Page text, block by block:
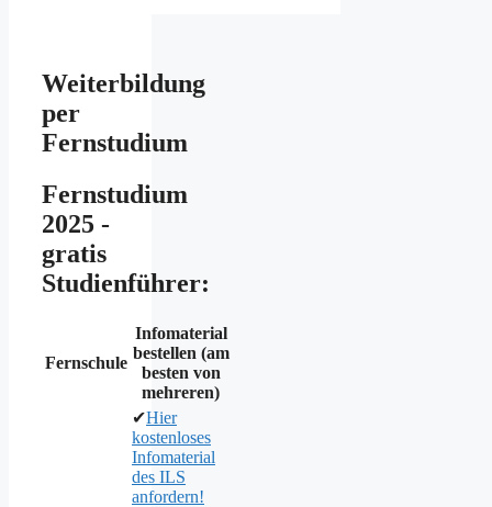
Weiterbildung
per
Fernstudium
Fernstudium
2025 -
gratis
Studienführer:
Fernschule
Infomaterial
bestellen (am
besten von
mehreren)
✔Hier
kostenloses
Infomaterial
des ILS
anfordern!